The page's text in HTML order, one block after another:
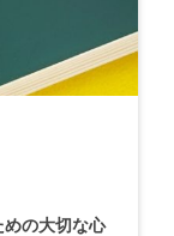
めの大切な心